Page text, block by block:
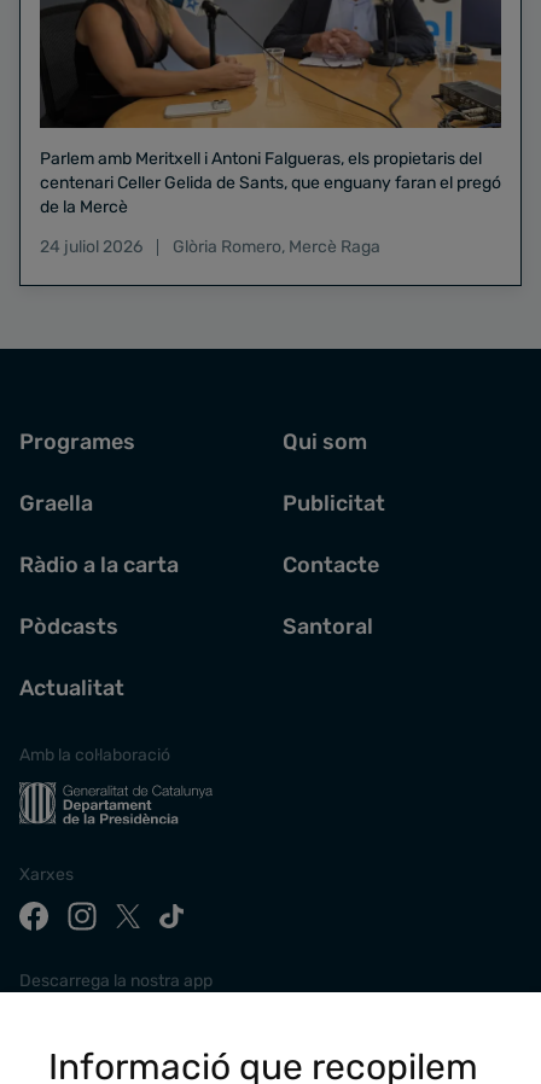
Parlem amb Meritxell i Antoni Falgueras, els propietaris del
centenari Celler Gelida de Sants, que enguany faran el pregó
de la Mercè
24 juliol 2026
Glòria Romero, Mercè Raga
Programes
Graella
Ràdio a la carta
Pòdcasts
Actualitat
Qui som
Publicitat
Contacte
Santoral
Amb la col·laboració
Xarxes
Descarrega la nostra app
Informació que recopilem